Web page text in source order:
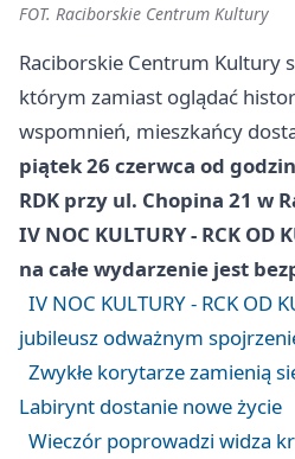
FOT. Raciborskie Centrum Kultury
Raciborskie Centrum Kultury
którym zamiast oglądać
wspomnień, mieszkańcy
piątek 26 czerwca od
RDK przy ul. Chopina 21 w
IV NOC KULTURY - RCK OD
na całe wydarzenie jest
IV NOC KULTURY - RCK OD
jubileusz odważnym
Zwykłe korytarze zamienią
Labirynt dostanie nowe życie
Wieczór poprowadzi widza